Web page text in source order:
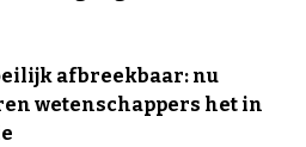
afbreekbaar: nu
wetenschappers het in